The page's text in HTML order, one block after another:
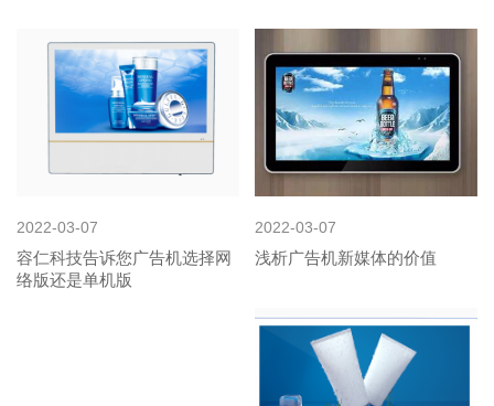
2022-03-07
容仁科技告诉您广告机选择网
络版还是单机版
2022-03-07
浅析广告机新媒体的价值